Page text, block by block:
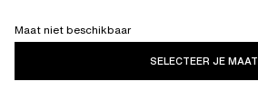
Maat niet beschikbaar
SELECTEER JE MAAT